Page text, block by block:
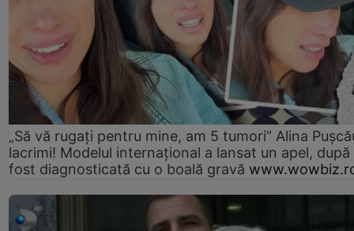
„Să vă rugați pentru mine, am 5 tumori” Alina
lacrimi! Modelul internațional a lansat un apel, după
fost diagnosticată cu o boală gravă